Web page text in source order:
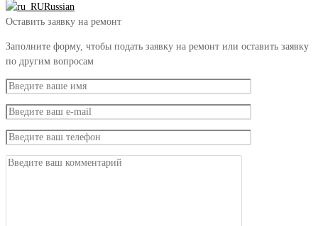
Russian
Оставить заявку на ремонт
Заполните форму, чтобы подать заявку на ремонт или оставить заявку
по другим вопросам